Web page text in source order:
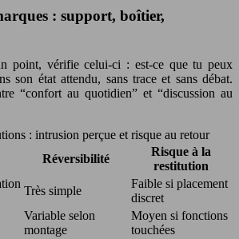
: support, boîtier,
point, vérifie celui-ci : est-ce que tu peux
son état attendu, sans trace et sans débat.
“confort au quotidien” et “discussion au
: intrusion perçue et risque au retour
Réversibilité
Risque à la
restitution
Très simple
Faible si placement
discret
Variable selon
montage
Moyen si fonctions
touchées